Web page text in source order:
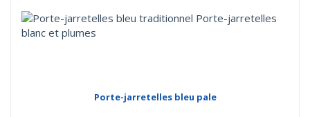
Porte-jarretelles bleu pale